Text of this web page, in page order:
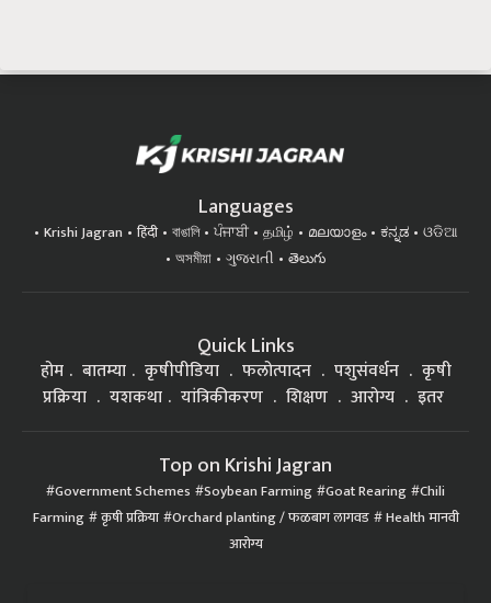
Languages
Krishi Jagran हिंदी বাঙালি ਪੰਜਾਬੀ தமிழ் മലയാളം ಕನ್ನಡ
ଓଡିଆ
অসমীয়া
ગુજરાતી తెలుగు
Quick Links
होम बातम्या कृषीपीडिया फलोत्पादन पशुसंवर्धन
कृषी
प्रक्रिया
यशकथा यांत्रिकीकरण शिक्षण आरोग्य इतर
Top on Krishi Jagran
Government Schemes Soybean Farming Goat Rearing Chili
Farming कृषी प्रक्रिया Orchard planting / फळबाग लागवड Health मानवी
आरोग्य